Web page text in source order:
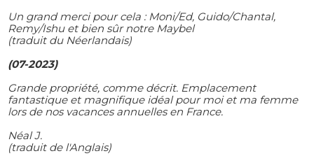
Un grand merci pour cela : Moni/Ed, Guido/Chantal,
Remy/Ishu et bien sûr notre Maybel
(traduit du Néerlandais)
(07-2023)
Grande propriété, comme décrit. Emplacement
fantastique et magnifique idéal pour moi et ma femme
lors de nos vacances annuelles en France.
Néal J.
(traduit de l'Anglais)